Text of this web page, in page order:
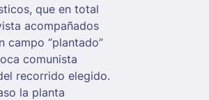
que en total
acompañados
campo “plantado”
comunista
recorrido elegido.
la planta